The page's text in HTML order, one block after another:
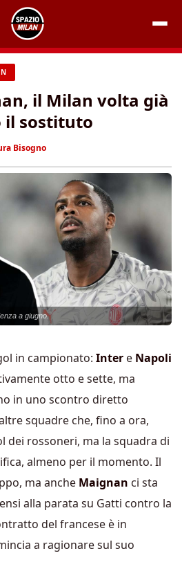
il Milan volta già
il sostituto
Bisogno
a giugno.
in campionato: Inter e Napoli
otto e sette, ma
in uno scontro diretto
squadre che, fino a ora,
dei rossoneri, ma la squadra di
almeno per il momento. Il
ma anche Maignan ci sta
alla parata su Gatti contro la
del francese è in
a ragionare sul suo